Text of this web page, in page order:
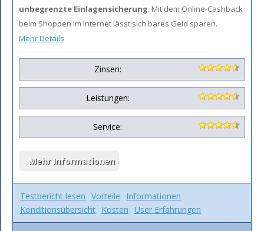
unbegrenzte Einlagensicherung. Mit dem Online-Cashback
beim Shoppen im Internet lässt sich bares Geld sparen.
Mehr Details
Zinsen:
Leistungen:
Service:
Testbericht lesen Vorteile
Informationen
Konditionsübersicht Kosten User Erfahrungen